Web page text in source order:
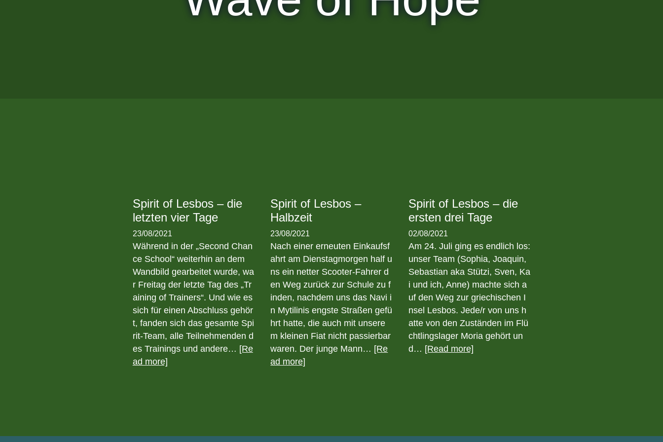
Spirit of Lesbos – die
letzten vier Tage
23/08/2021
Während in der „Second Chan
ce School“ weiterhin an dem
Wandbild gearbeitet wurde, wa
r Freitag der letzte Tag des „Tr
aining of Trainers“. Und wie es
sich für einen Abschluss gehör
t, fanden sich das gesamte Spi
rit-Team, alle Teilnehmenden d
es Trainings und andere… [Re
ad more]
Spirit of Lesbos –
Halbzeit
23/08/2021
Nach einer erneuten Einkaufsf
ahrt am Dienstagmorgen half u
ns ein netter Scooter-Fahrer d
en Weg zurück zur Schule zu f
inden, nachdem uns das Navi i
n Mytilinis engste Straßen gefü
hrt hatte, die auch mit unsere
m kleinen Fiat nicht passierbar
waren. Der junge Mann… [Re
ad more]
Spirit of Lesbos – die
ersten drei Tage
02/08/2021
Am 24. Juli ging es endlich los:
unser Team (Sophia, Joaquin,
Sebastian aka Stützi, Sven, Ka
i und ich, Anne) machte sich a
uf den Weg zur griechischen I
nsel Lesbos. Jede/r von uns h
atte von den Zuständen im Flü
chtlingslager Moria gehört un
d… [Read more]